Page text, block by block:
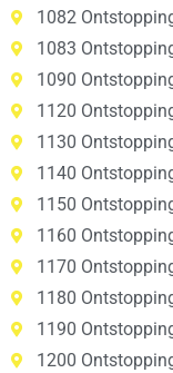
1082
1083
1090
1120
1130
1140
1150
1160
1170
1180
1190
1200